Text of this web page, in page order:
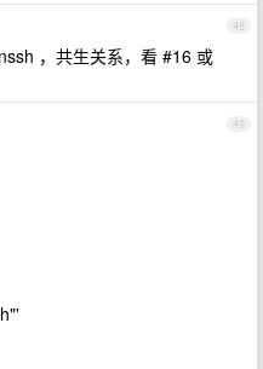
48
，共生关系，看 #16 或
49